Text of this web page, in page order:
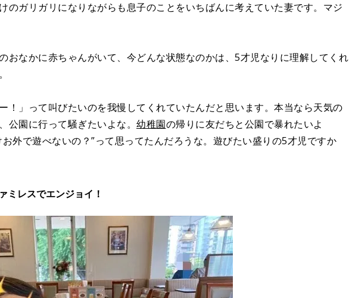
のガリガリになりながらも息子のことをいちばんに考えていた妻です。マジ
おなかに赤ちゃんがいて、今どんな状態なのかは、5才児なりに理解してくれ
！」って叫びたいのを我慢してくれていたんだと思います。本当なら天気の
公園に行って騒ぎたいよな。 幼稚園の帰りに友だちと公園で暴れたいよ
お外で遊べないの？”って思ってたんだろうな。遊びたい盛りの5才児ですか
ミレスでエンジョイ！